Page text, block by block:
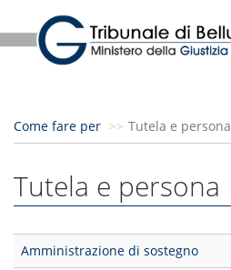
Come fare per Tutela e persona
Tutela e persona
Amministrazione di sostegno